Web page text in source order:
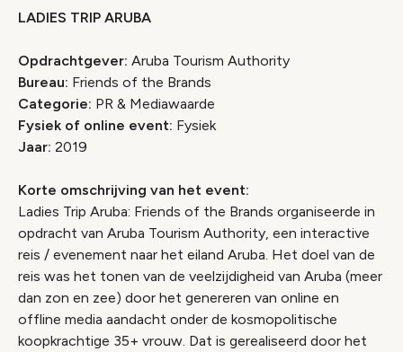
LADIES TRIP ARUBA
Opdrachtgever: Aruba Tourism Authority
Bureau: Friends of the Brands
Categorie: PR & Mediawaarde
Fysiek of online event: Fysiek
Jaar: 2019
Korte omschrijving van het event:
Ladies Trip Aruba: Friends of the Brands organiseerde in
opdracht van Aruba Tourism Authority, een interactive
reis / evenement naar het eiland Aruba. Het doel van de
reis was het tonen van de veelzijdigheid van Aruba (meer
dan zon en zee) door het genereren van online en
offline media aandacht onder de kosmopolitische
koopkrachtige 35+ vrouw. Dat is gerealiseerd door het